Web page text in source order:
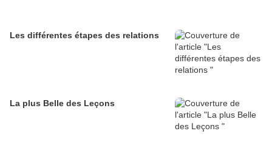
Les différentes étapes des relations
La plus Belle des Leçons